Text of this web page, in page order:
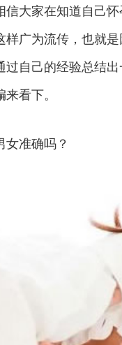
大家在知道自己怀
广为流传，也就
自己的经验总结
看下。
准确吗？